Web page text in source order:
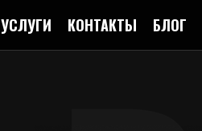
УСЛУГИ КОНТАКТЫ БЛОГ